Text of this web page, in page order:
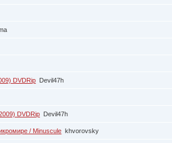
DVDRip Devil47h
DVDRip Devil47h
/ Minuscule khvorovsky